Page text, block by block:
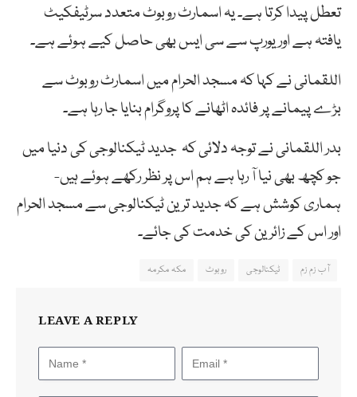
تعطل پیدا کرتا ہے۔ یہ اسمارٹ روبوٹ متعدد سرٹیفکیٹ
یافتہ ہے اور یورپ سے سی ایس بھی حاصل کیے ہوئے ہے۔
اللقمانی نے کہا کہ مسجد الحرام میں اسمارٹ روبوٹ سے
بڑے پیمانے پر فائدہ اٹھانے کا پروگرام بنایا جا رہا ہے۔
بدر اللقمانی نے توجہ دلائی کہ جدید ٹیکنالوجی کی دنیا میں
جو کچھ بھی نیا آ رہا ہے ہم اس پر نظر رکھے ہوئے ہیں-
ہماری کوشش ہے کہ جدید ترین ٹیکنالوجی سے مسجد الحرام
اور اس کے زائرین کی خدمت کی جائے۔
آب زم زم ٹیکنالوجی روبوٹ مکہ مکرمہ
LEAVE A REPLY